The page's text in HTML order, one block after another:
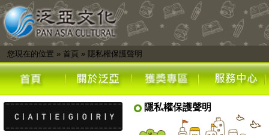
您現在的位置 » 首頁 » 隱私權保護聲明
隱私權保護聲明